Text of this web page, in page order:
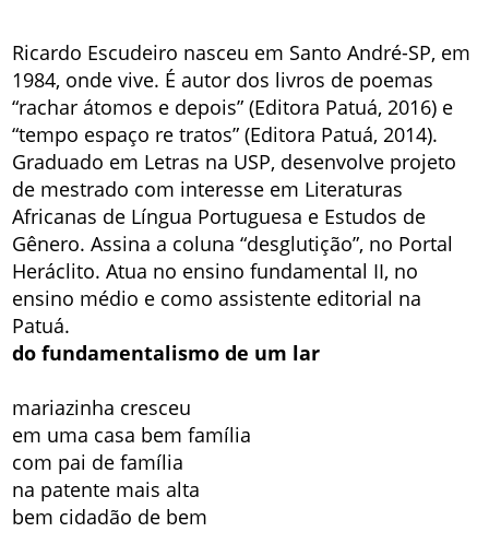
Ricardo Escudeiro nasceu em Santo André-SP, em
1984, onde vive. É autor dos livros de poemas
“rachar átomos e depois” (Editora Patuá, 2016) e
“tempo espaço re tratos” (Editora Patuá, 2014).
Graduado em Letras na USP, desenvolve projeto
de mestrado com interesse em Literaturas
Africanas de Língua Portuguesa e Estudos de
Gênero. Assina a coluna “desglutição”, no Portal
Heráclito. Atua no ensino fundamental II, no
ensino médio e como assistente editorial na
Patuá.
do fundamentalismo de um lar
mariazinha cresceu
em uma casa bem família
com pai de família
na patente mais alta
bem cidadão de bem